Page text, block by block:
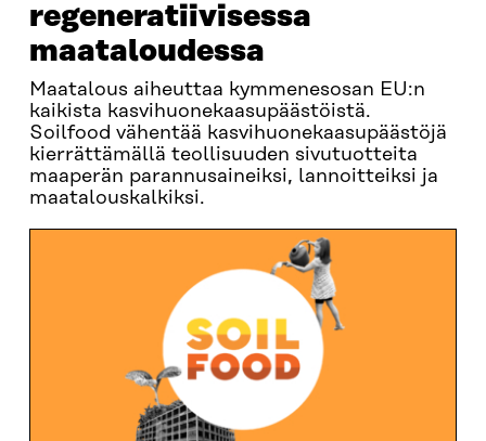
regeneratiivisessa
maataloudessa
Maatalous aiheuttaa kymmenesosan EU:n
kaikista kasvihuonekaasupäästöistä.
Soilfood vähentää kasvihuonekaasupäästöjä
kierrättämällä teollisuuden sivutuotteita
maaperän parannusaineiksi, lannoitteiksi ja
maatalouskalkiksi.